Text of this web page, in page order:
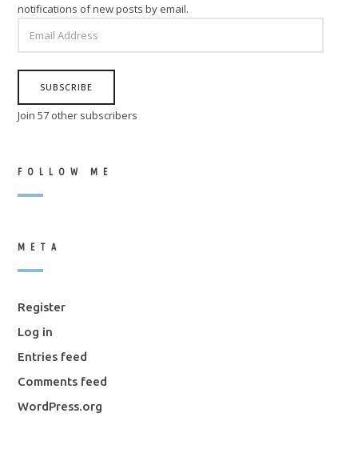
notifications of new posts by email.
ADDRESS
SUBSCRIBE
Join 57 other subscribers
FOLLOW ME
META
Register
Log in
Entries feed
Comments feed
WordPress.org